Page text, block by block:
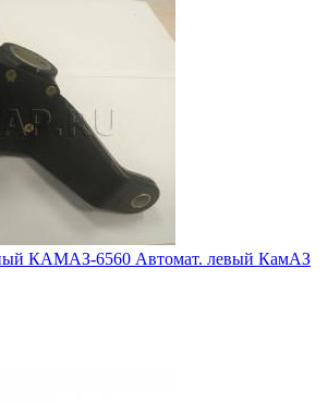
КАМАЗ-6560 Автомат. левый КамАЗ